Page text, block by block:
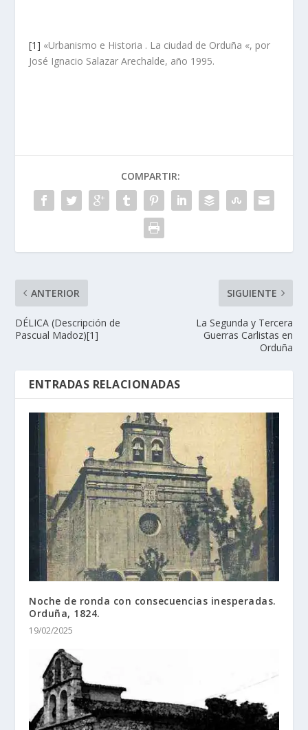
[1] «Urbanismo e Historia . La ciudad de Orduña «, por
José Ignacio Salazar Arechalde, año 1995.
COMPARTIR:
ANTERIOR
DÉLICA (Descripción de
Pascual Madoz)[1]
SIGUIENTE
La Segunda y Tercera
Guerras Carlistas en
Orduña
ENTRADAS RELACIONADAS
Noche de ronda con consecuencias inesperadas.
Orduña, 1824.
19/02/2025